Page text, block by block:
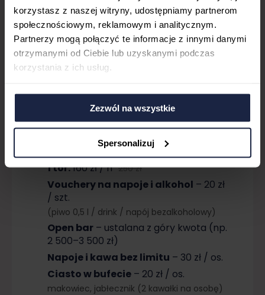
korzystasz z naszej witryny, udostępniamy partnerom
społecznościowym, reklamowym i analitycznym.
Partnerzy mogą połączyć te informacje z innymi danymi
otrzymanymi od Ciebie lub uzyskanymi podczas
korzystania z ich usług.
Zezwól na wszystkie
Spersonalizuj
After Party w Hades od
16:00 (opcjonalnie):
1 tor:160 zł / h 250 zł
Vouchery na napoje i alkohol – 20 zł
/ szt.
(piwo 0,5 l / drink / napój bezalkoholowy)
Open bar – ustalana z góry kwota (np.
2 500–3 500 zł)
Napoje i kawa bez limitu – 30 zł / os.
Ciasto w bufecie – 20 zł / os.
makowiec, jabłecznik (2 kawałki na osobę)